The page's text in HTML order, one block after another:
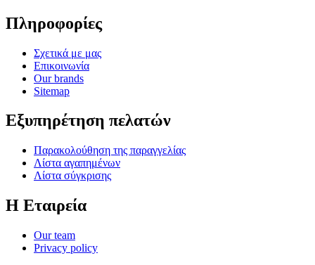
Πληροφορίες
Σχετικά με μας
Eπικοινωνία
Our brands
Sitemap
Εξυπηρέτηση πελατών
Παρακολούθηση της παραγγελίας
Λίστα αγαπημένων
Λίστα σύγκρισης
Η Εταιρεία​
Our team
Privacy policy